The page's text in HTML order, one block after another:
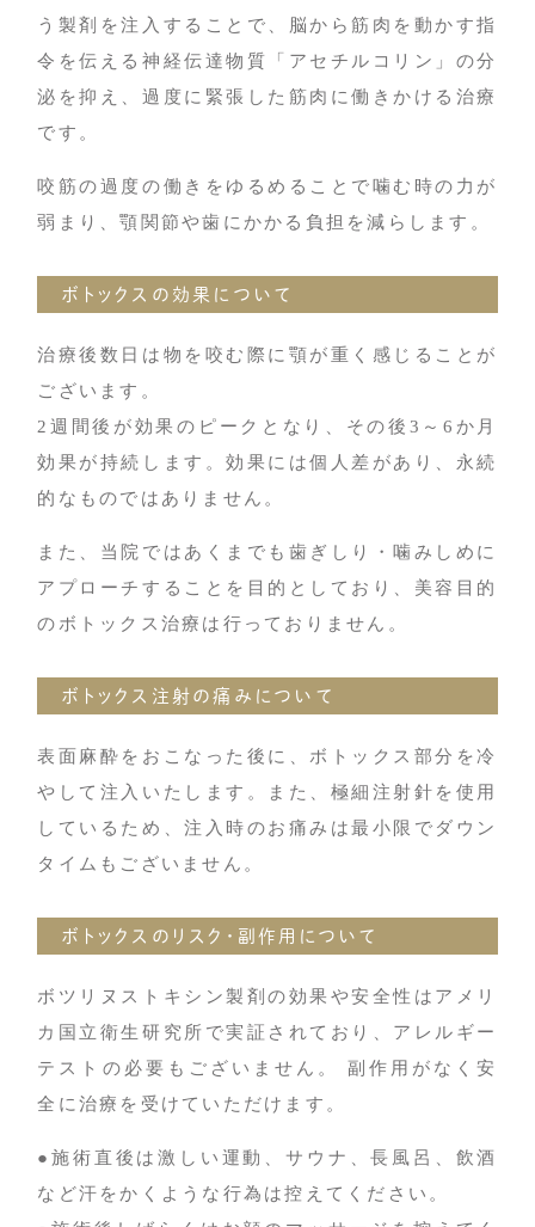
う製剤を注入することで、脳から筋肉を動かす指
令を伝える神経伝達物質「アセチルコリン」の分
泌を抑え、過度に緊張した筋肉に働きかける治療
です。
咬筋の過度の働きをゆるめることで噛む時の力が
弱まり、顎関節や歯にかかる負担を減らします。
ボトックスの効果について
治療後数日は物を咬む際に顎が重く感じることが
ございます。
2週間後が効果のピークとなり、その後3～6か月
効果が持続します。効果には個人差があり、永続
的なものではありません。
また、当院ではあくまでも歯ぎしり・噛みしめに
アプローチすることを目的としており、美容目的
のボトックス治療は行っておりません。
ボトックス注射の痛みについて
表面麻酔をおこなった後に、ボトックス部分を冷
やして注入いたします。また、極細注射針を使用
しているため、注入時のお痛みは最小限でダウン
タイムもございません。
ボトックスのリスク・副作用について
ボツリヌストキシン製剤の効果や安全性はアメリ
カ国立衛生研究所で実証されており、アレルギー
テストの必要もございません。 副作用がなく安
全に治療を受けていただけます。
●施術直後は激しい運動、サウナ、長風呂、飲酒
など汗をかくような行為は控えてください。